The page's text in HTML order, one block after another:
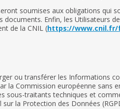
soumises aux obligations qui
documents. Enfin, les Utilisateurs de
de la CNIL (https://
ou transférer les Informations
la Commission européenne sans
sous-traitants techniques et
la Protection des Données